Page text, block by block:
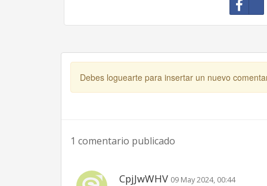
Debes loguearte para insertar un nuevo
1 comentario publicado
CpjJwWHV 09 May 2024, 00:44